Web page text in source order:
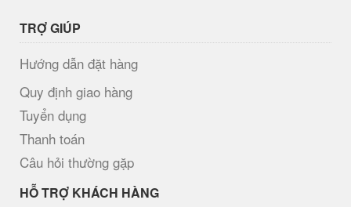
TRỢ GIÚP
Hướng dẫn đặt hàng
Quy định giao hàng
Tuyển dụng
Thanh toán
Câu hỏi thường gặp
HỖ TRỢ KHÁCH HÀNG